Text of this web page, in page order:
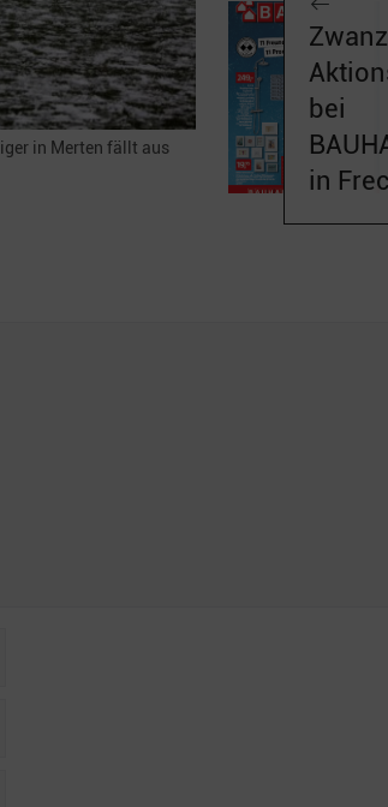
in Merten fällt aus
bei
in